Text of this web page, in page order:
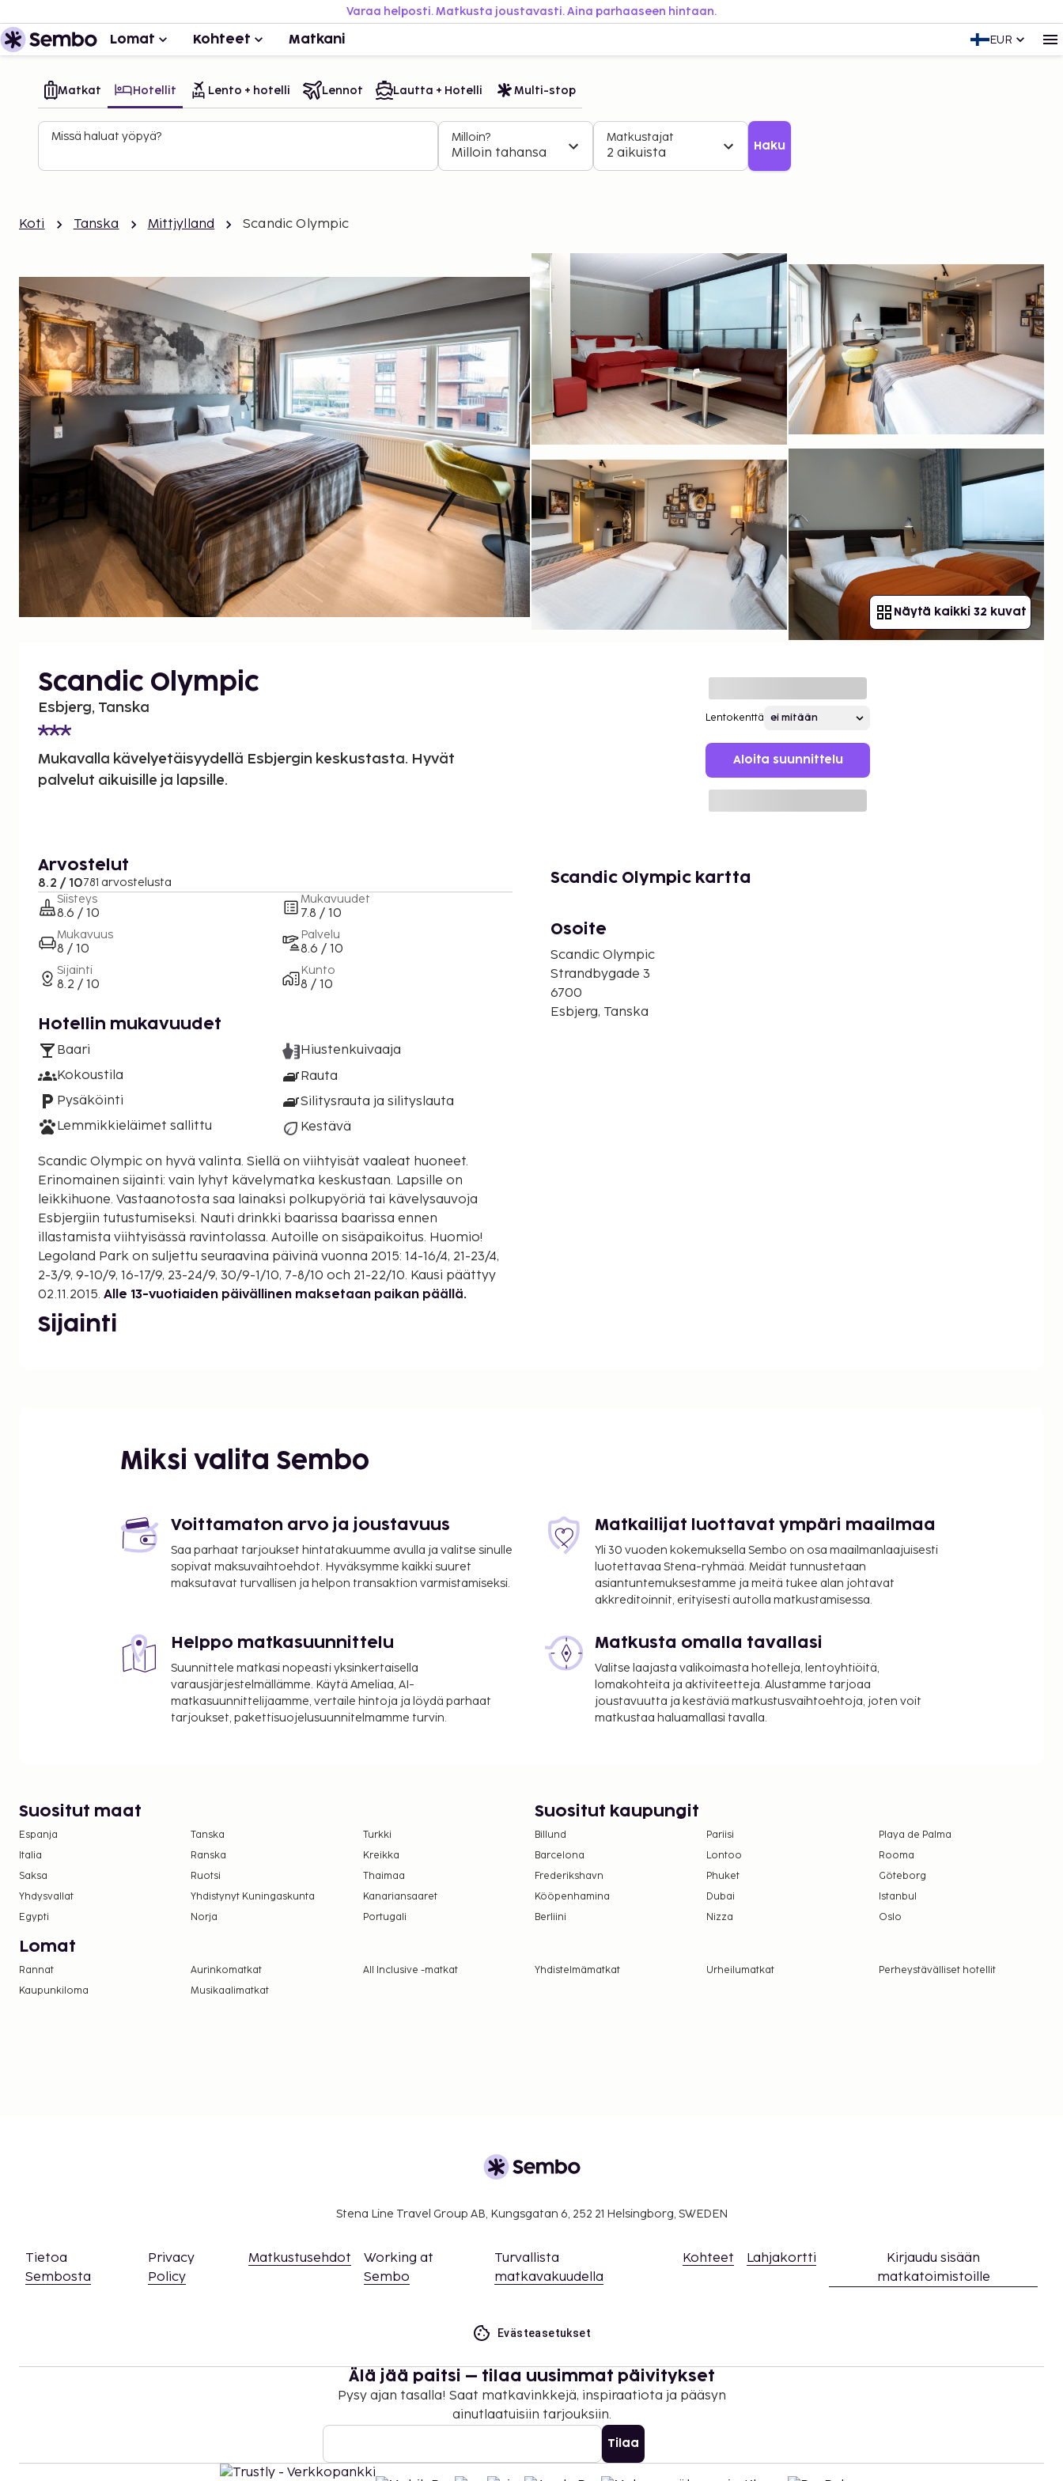
Varaa helposti. Matkusta joustavasti. Aina parhaaseen hintaan.
Lomat Kohteet Matkani EUR
Matkat Hotellit Lento + hotelli Lennot Lautta + Hotelli Multi-stop
Missä haluat yöpyä? Milloin?
Milloin tahansa
Matkustajat
2 aikuista Haku
Koti Tanska Mittjylland Scandic Olympic
Näytä kaikki 32 kuvat
Scandic Olympic
Esbjerg, Tanska
Mukavalla kävelyetäisyydellä Esbjergin keskustasta. Hyvät
palvelut aikuisille ja lapsille.
Lentokenttä
Aloita suunnittelu
Arvostelut
8.2 / 10781 arvostelusta
Siisteys
8.6 / 10
Mukavuus
8 / 10
Sijainti
8.2 / 10
Mukavuudet
7.8 / 10
Palvelu
8.6 / 10
Kunto
8 / 10
Hotellin mukavuudet
Baari
Kokoustila
Pysäköinti
Lemmikkieläimet sallittu
Hiustenkuivaaja
Rauta
Silitysrauta ja silityslauta
Kestävä
Scandic Olympic on hyvä valinta. Siellä on viihtyisät vaaleat huoneet.
Erinomainen sijainti: vain lyhyt kävelymatka keskustaan. Lapsille on
leikkihuone. Vastaanotosta saa lainaksi polkupyöriä tai kävelysauvoja
Esbjergiin tutustumiseksi. Nauti drinkki baarissa baarissa ennen
illastamista viihtyisässä ravintolassa. Autoille on sisäpaikoitus. Huomio!
Legoland Park on suljettu seuraavina päivinä vuonna 2015: 14-16/4, 21-23/4,
2-3/9, 9-10/9, 16-17/9, 23-24/9, 30/9-1/10, 7-8/10 och 21-22/10. Kausi päättyy
02.11.2015. Alle 13-vuotiaiden päivällinen maksetaan paikan päällä.
Sijainti
Palvelut rakennuksessa
Saapuminen
Scandic Olympic kartta
Osoite
Scandic Olympic
Strandbygade 3
6700
Esbjerg, Tanska
Miksi valita Sembo
Voittamaton arvo ja joustavuus
Saa parhaat tarjoukset hintatakuumme avulla ja valitse sinulle
sopivat maksuvaihtoehdot. Hyväksymme kaikki suuret
maksutavat turvallisen ja helpon transaktion varmistamiseksi.
Matkailijat luottavat ympäri maailmaa
Yli 30 vuoden kokemuksella Sembo on osa maailmanlaajuisesti
luotettavaa Stena-ryhmää. Meidät tunnustetaan
asiantuntemuksestamme ja meitä tukee alan johtavat
akkreditoinnit, erityisesti autolla matkustamisessa.
Helppo matkasuunnittelu
Suunnittele matkasi nopeasti yksinkertaisella
varausjärjestelmällämme. Käytä Ameliaa, AI-
matkasuunnittelijaamme, vertaile hintoja ja löydä parhaat
tarjoukset, pakettisuojelusuunnitelmamme turvin.
Matkusta omalla tavallasi
Valitse laajasta valikoimasta hotelleja, lentoyhtiöitä,
lomakohteita ja aktiviteetteja. Alustamme tarjoaa
joustavuutta ja kestäviä matkustusvaihtoehtoja, joten voit
matkustaa haluamallasi tavalla.
Suositut maat
Espanja Tanska
Turkki
Italia
Ranska
Kreikka
Saksa
Ruotsi
Thaimaa
Yhdysvallat
Yhdistynyt Kuningaskunta
Kanariansaaret
Egypti
Norja Portugali
Suositut kaupungit
Billund Pariisi
Playa de Palma
Barcelona
Lontoo
Rooma
Frederikshavn
Phuket
Göteborg
Kööpenhamina
Dubai
Istanbul
Berliini
Nizza Oslo
Lomat
Rannat Aurinkomatkat All Inclusive -matkat Yhdistelmämatkat Urheilumatkat
Perheystävälliset hotellit
Kaupunkiloma
Musikaalimatkat
Stena Line Travel Group AB, Kungsgatan 6, 252 21 Helsingborg, SWEDEN
Tietoa
Sembosta
Privacy
Policy
Matkustusehdot
Working at
Sembo
Turvallista
matkavakuudella
Kohteet Lahjakortti
Kirjaudu sisään
matkatoimistoille
Evästeasetukset
Älä jää paitsi – tilaa uusimmat päivitykset
Pysy ajan tasalla! Saat matkavinkkejä, inspiraatiota ja pääsyn
ainutlaatuisiin tarjouksiin.
Tilaa